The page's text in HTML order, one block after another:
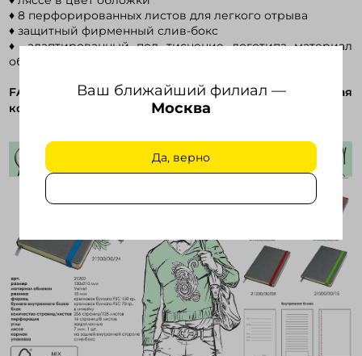
Ваш ближайший филиал —
Москва
Да, верно
♦ 8 перфорированных листов для легкого отрыва
♦ защитный фирменный слив-бокс
♦ адаптированный под тиснение логотипа материал
обложки с термоэффектом
FANCY − блокнот с уникальным дизайном!
Полная
коллекция thINKme -
на нашем сайте